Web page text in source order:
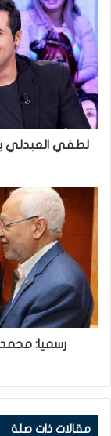
لطفي العبدلي
رسميا: محمد
مقالات ذات صلة